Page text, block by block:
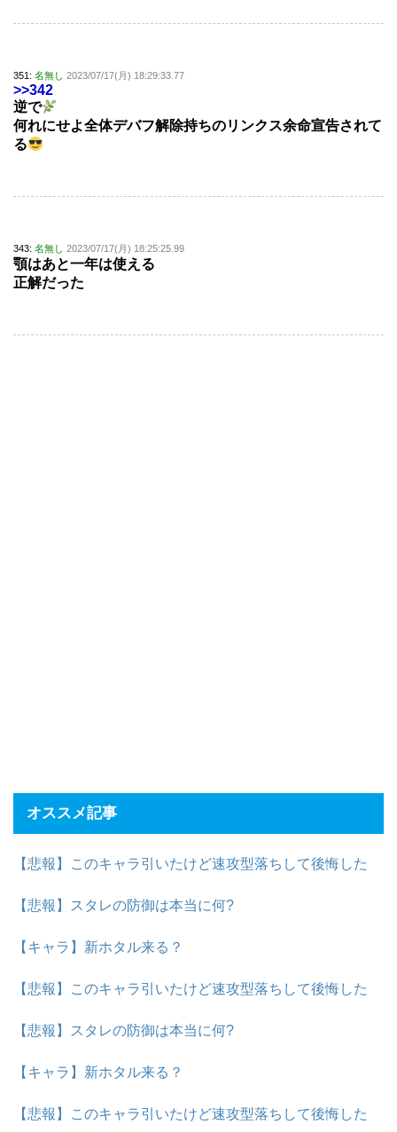
351: 名無し 2023/07/17(月) 18:29:33.77
>>342
逆で
何れにせよ全体デバフ解除持ちのリンクス余命宣告されて
る
343: 名無し 2023/07/17(月) 18:25:25.99
顎はあと一年は使える
正解だった
オススメ記事
【悲報】このキャラ引いたけど速攻型落ちして後悔した
【悲報】スタレの防御は本当に何?
【キャラ】新ホタル来る？
【悲報】このキャラ引いたけど速攻型落ちして後悔した
【悲報】スタレの防御は本当に何?
【キャラ】新ホタル来る？
【悲報】このキャラ引いたけど速攻型落ちして後悔した